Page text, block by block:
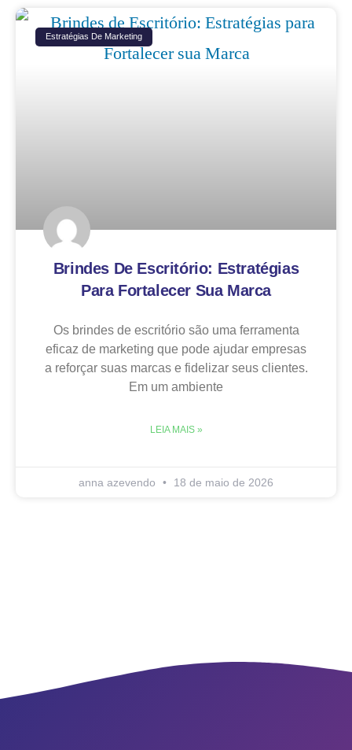
Estratégias De Marketing
Brindes De Escritório: Estratégias
Para Fortalecer Sua Marca
Os brindes de escritório são uma ferramenta
eficaz de marketing que pode ajudar empresas
a reforçar suas marcas e fidelizar seus clientes.
Em um ambiente
LEIA MAIS »
anna azevendo 18 de maio de 2026